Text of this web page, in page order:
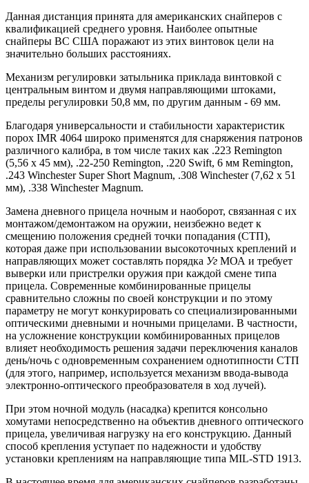
Данная дистанция принята для американских снайперов с
квалификацией среднего уровня. Наиболее опытные
снайперы ВС США поражают из этих винтовок цели на
значительно больших расстояниях.
Механизм регулировки затыльника приклада винтовкой с
центральным винтом и двумя направляющими штоками,
пределы регулировки 50,8 мм, по другим данным - 69 мм.
Благодаря универсальности и стабильности характеристик
порох IMR 4064 широко применятся для снаряжения патронов
различного калибра, в том числе таких как .223 Remington
(5,56 х 45 мм), .22-250 Remington, .220 Swift, 6 мм Remington,
.243 Winchester Super Short Magnum, .308 Winchester (7,62 x 51
мм), .338 Winchester Magnum.
Замена дневного прицела ночным и наоборот, связанная с их
монтажом/демонтажом на оружии, неизбежно ведет к
смещению положения средней точки попадания (СТП),
которая даже при использовании высокоточных креплений и
направляющих может составлять порядка Уг МОА и требует
выверки или пристрелки оружия при каждой смене типа
прицела. Современные комбинированные прицелы
сравнительно сложны по своей конструкции и по этому
параметру не могут конкурировать со специализированными
оптическими дневными и ночными прицелами. В частности,
на усложнение конструкции комбинированных прицелов
влияет необходимость решения задачи переключения каналов
день/ночь с одновременным сохранением однотипности СТП
(для этого, например, используется механизм ввода-вывода
электронно-оптического преобразователя в ход лучей).
При этом ночной модуль (насадка) крепится консольно
хомутами непосредственно на объектив дневного оптического
прицела, увеличивая нагрузку на его конструкцию. Данный
способ крепления уступает по надежности и удобству
установки креплениям на направляющие типа MIL-STD 1913.